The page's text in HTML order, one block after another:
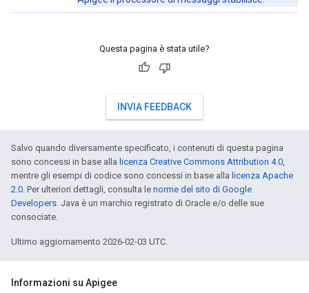
Questa pagina è stata utile?
INVIA FEEDBACK
Salvo quando diversamente specificato, i contenuti di questa pagina
sono concessi in base alla licenza Creative Commons Attribution 4.0,
mentre gli esempi di codice sono concessi in base alla licenza Apache
2.0. Per ulteriori dettagli, consulta le norme del sito di Google
Developers. Java è un marchio registrato di Oracle e/o delle sue
consociate.
Ultimo aggiornamento 2026-02-03 UTC.
Informazioni su Apigee